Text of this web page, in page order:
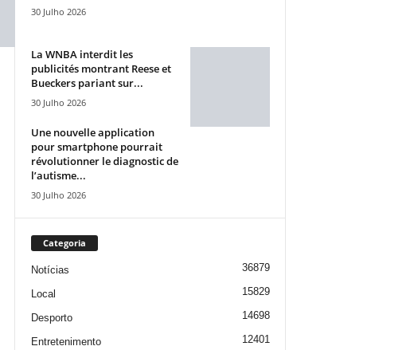
30 Julho 2026
La WNBA interdit les
publicités montrant Reese et
Bueckers pariant sur...
30 Julho 2026
Une nouvelle application
pour smartphone pourrait
révolutionner le diagnostic de
l’autisme...
30 Julho 2026
Categoria
Notícias 36879
Local 15829
Desporto 14698
Entretenimento 12401